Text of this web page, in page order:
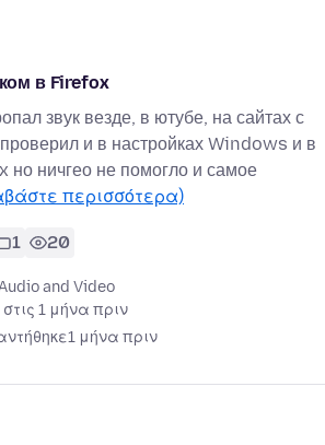
в Firefox
звук везде, в ютубе, на сайтах с
и в настройках Windows и в
но ничгео не помогло и самое
περισσότερα)
1 20
and Video
1 μήνα πριν
1 μήνα πριν